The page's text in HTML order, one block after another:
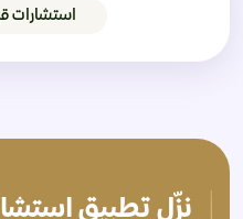
استشارات
نزّل تطبيق